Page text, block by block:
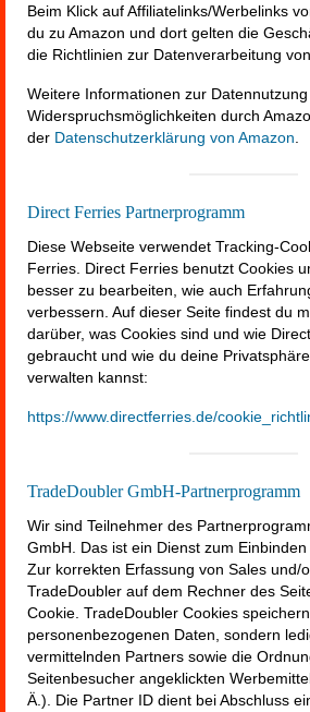
Beim Klick auf Affiliatelinks/Werbelinks
du zu Amazon und dort gelten die
die Richtlinien zur Datenverarbeitung von
Weitere Informationen zur
Widerspruchsmöglichkeiten durch
der Datenschutzerklärung von Amazon
Direct Ferries Partnerprogramm
Diese Webseite verwendet Tracking-
Ferries. Direct Ferries benutzt Cookies
besser zu bearbeiten, wie auch
verbessern. Auf dieser Seite findest du
darüber, was Cookies sind und wie
gebraucht und wie du deine
verwalten kannst:
https://www.directferries.de/
TradeDoubler GmbH-Partnerprogramm
Wir sind Teilnehmer des
GmbH. Das ist ein Dienst zum Einbinden
Zur korrekten Erfassung von Sales und/
TradeDoubler auf dem Rechner des
Cookie. TradeDoubler Cookies
personenbezogenen Daten, sondern
vermittelnden Partners sowie die
Seitenbesucher angeklickten
Ä.). Die Partner ID dient bei Abschluss